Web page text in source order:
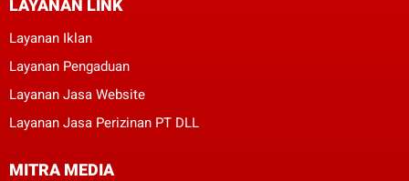
LAYANAN LINK
Layanan Iklan
Layanan Pengaduan
Layanan Jasa Website
Layanan Jasa Perizinan PT DLL
MITRA MEDIA